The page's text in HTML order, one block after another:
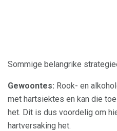
Sommige belangrike
Gewoontes: Rook- en
met hartsiektes en kan die
het. Dit is dus voordelig om
hartversaking het.